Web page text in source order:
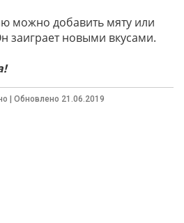
можно добавить мяту или
заиграет новыми вкусами.
| Обновлено 21.06.2019